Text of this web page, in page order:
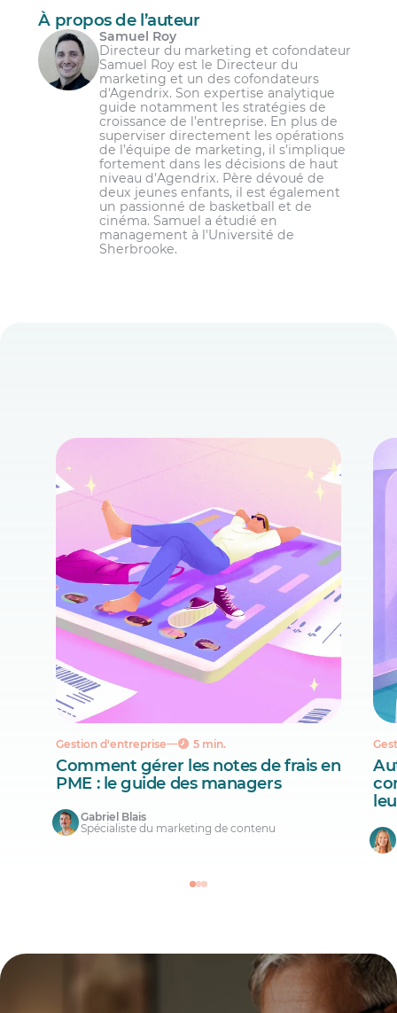
À propos de l’auteur
Samuel Roy
Directeur du marketing et cofondateur
Samuel Roy est le Directeur du
marketing et un des cofondateurs
d'Agendrix. Son expertise analytique
guide notamment les stratégies de
croissance de l’entreprise. En plus de
superviser directement les opérations
de l’équipe de marketing, il s’implique
fortement dans les décisions de haut
niveau d’Agendrix. Père dévoué de
deux jeunes enfants, il est également
un passionné de basketball et de
cinéma. Samuel a étudié en
management à l'Université de
Sherbrooke.
Gestion d'entreprise 5 min.
Comment gérer les notes de frais en
PME : le guide des managers
Gabriel Blais
Spécialiste du marketing de contenu